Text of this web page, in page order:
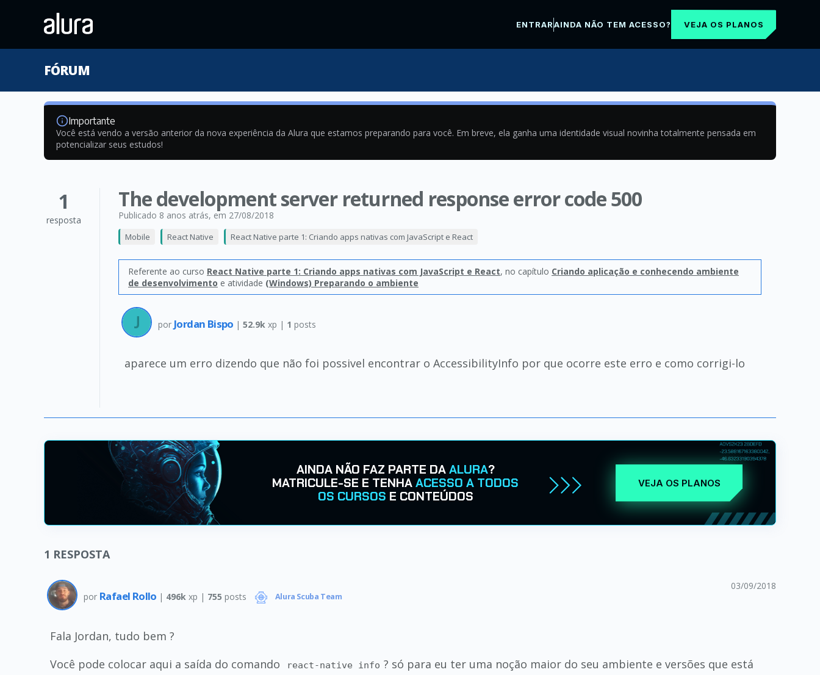
ENTRARAINDA NÃO TEM ACESSO? VEJA OS PLANOS
FÓRUM
Importante
Você está vendo a versão anterior da nova experiência da Alura que estamos preparando para você. Em breve, ela ganha uma identidade visual novinha totalmente pensada em
potencializar seus estudos!
1
resposta
The development server returned response error code 500
Publicado 8 anos atrás, em 27/08/2018
Mobile React Native React Native parte 1: Criando apps nativas com JavaScript e React
Referente ao curso React Native parte 1: Criando apps nativas com JavaScript e React, no capítulo Criando aplicação e conhecendo ambiente
de desenvolvimento e atividade (Windows) Preparando o ambiente
por Jordan Bispo |52.9k xp | 1 posts
aparece um erro dizendo que não foi possivel encontrar o AccessibilityInfo por que ocorre este erro e como corrigi-lo
AINDA NÃO FAZ PARTE DAALURA?
MATRICULE-SE E TENHAACESSO A TODOS
OS CURSOS E CONTEÚDOS
VEJA OS PLANOS
1 RESPOSTA
por Rafael Rollo | 496k xp | 755 posts Alura Scuba Team
03/09/2018
Fala Jordan, tudo bem ?
Você pode colocar aqui a saída do comando
react-native info ? só para eu ter uma noção maior do seu ambiente e versões que está